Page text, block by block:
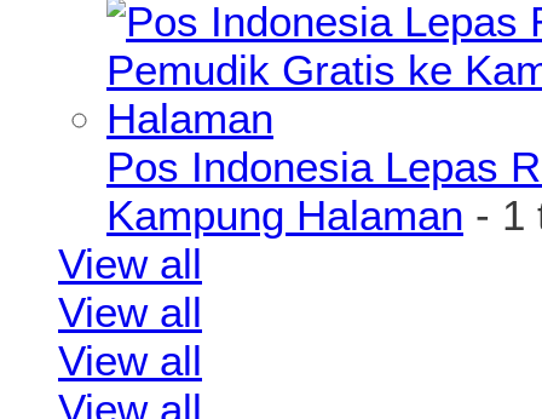
Pos Indonesia Lepas
Kampung Halaman - 1
View all
View all
View all
View all